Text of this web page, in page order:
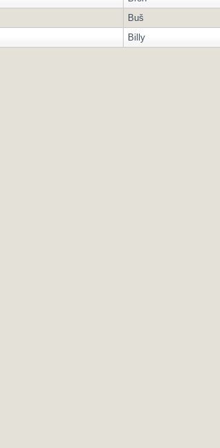
Buš
Billy